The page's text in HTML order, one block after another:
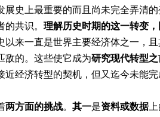
展史上最重要的而且尚未完全弄清
的共识。 理解历史时期的这一转变
以来一直是世界主要经济体之一，
敌的。这些使它成为研究现代转型
近经济转型的契机，但又迄今未能
两方面的挑战。 其一是资料或数据